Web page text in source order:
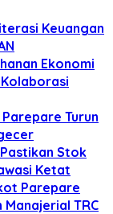
Keuangan
Ekonomi
Turun
Stok
Ketat
Parepare
TRC